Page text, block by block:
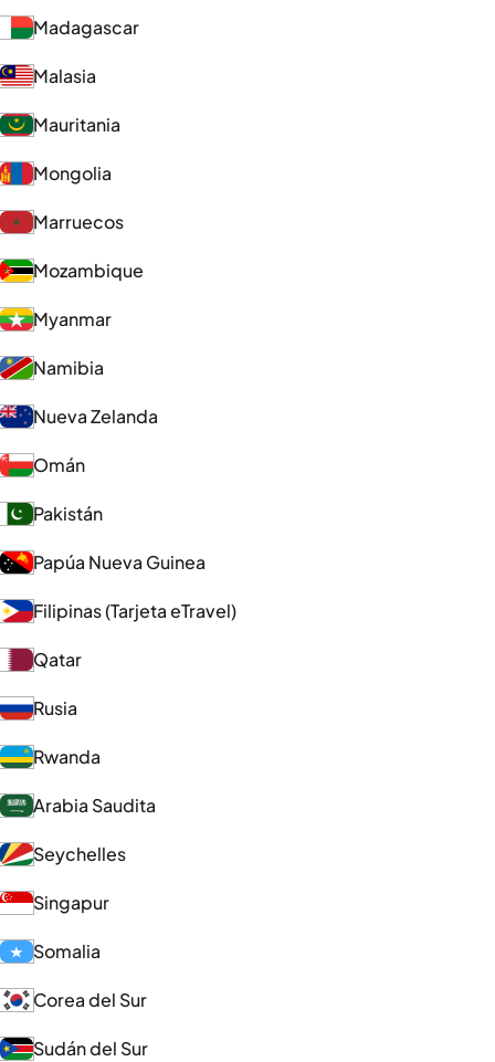
Madagascar
Malasia
Mauritania
Mongolia
Marruecos
Mozambique
Myanmar
Namibia
Nueva Zelanda
Omán
Pakistán
Papúa Nueva Guinea
Filipinas (Tarjeta eTravel)
Qatar
Rusia
Rwanda
Arabia Saudita
Seychelles
Singapur
Somalia
Corea del Sur
Sudán del Sur